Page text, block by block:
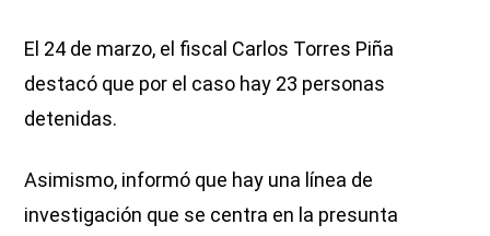
El 24 de marzo, el fiscal Carlos Torres Piña
destacó que por el caso hay 23 personas
detenidas.
Asimismo, informó que hay una línea de
investigación que se centra en la presunta